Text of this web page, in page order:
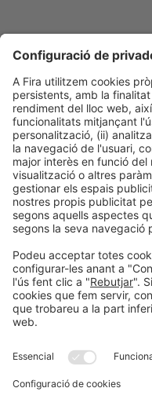
Sessions
12:00h
CONFERÈNCIA |
10 consells
empreses
sostenibles
#Sostenibilitat i
LLegir més